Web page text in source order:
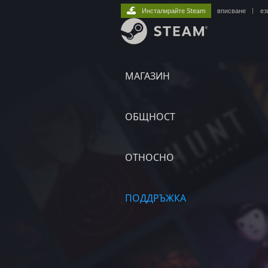
МАГАЗИН
ОБЩНОСТ
ОТНОСНО
ПОДДРЪЖКА
Инсталирайте Steam вписване